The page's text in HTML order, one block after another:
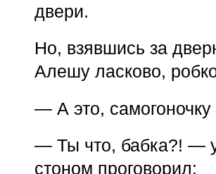
двери.
Но, взявшись за
Алешу ласково,
— А это,
— Ты что, бабка?! —
стоном проговорил: